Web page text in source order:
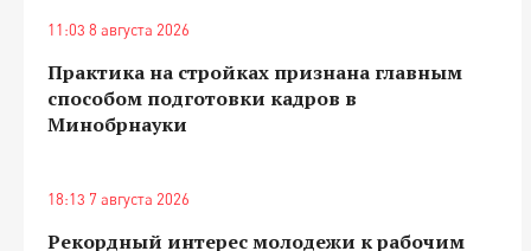
11:03 8 августа 2026
Практика на стройках признана главным
способом подготовки кадров в
Минобрнауки
18:13 7 августа 2026
Рекордный интерес молодежи к рабочим